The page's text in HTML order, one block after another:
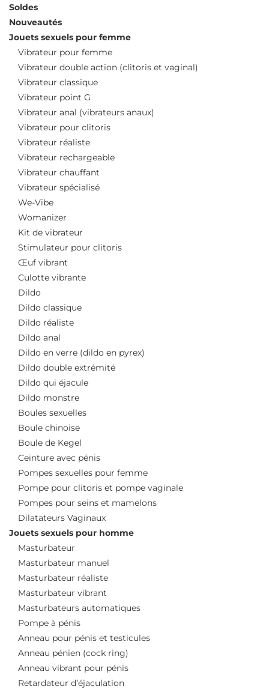
Soldes
Nouveautés
Jouets sexuels pour femme
Vibrateur pour femme
Vibrateur double action (clitoris et vaginal)
Vibrateur classique
Vibrateur point G
Vibrateur anal (vibrateurs anaux)
Vibrateur pour clitoris
Vibrateur réaliste
Vibrateur rechargeable
Vibrateur chauffant
Vibrateur spécialisé
We-Vibe
Womanizer
Kit de vibrateur
Stimulateur pour clitoris
Œuf vibrant
Culotte vibrante
Dildo
Dildo classique
Dildo réaliste
Dildo anal
Dildo en verre (dildo en pyrex)
Dildo double extrémité
Dildo qui éjacule
Dildo monstre
Boules sexuelles
Boule chinoise
Boule de Kegel
Ceinture avec pénis
Pompes sexuelles pour femme
Pompe pour clitoris et pompe vaginale
Pompes pour seins et mamelons
Dilatateurs Vaginaux
Jouets sexuels pour homme
Masturbateur
Masturbateur manuel
Masturbateur réaliste
Masturbateur vibrant
Masturbateurs automatiques
Pompe à pénis
Anneau pour pénis et testicules
Anneau pénien (cock ring)
Anneau vibrant pour pénis
Retardateur d’éjaculation